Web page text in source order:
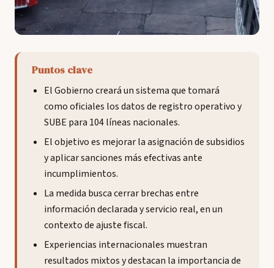
Puntos clave
El Gobierno creará un sistema que tomará
como oficiales los datos de registro operativo y
SUBE para 104 líneas nacionales.
El objetivo es mejorar la asignación de subsidios
y aplicar sanciones más efectivas ante
incumplimientos.
La medida busca cerrar brechas entre
información declarada y servicio real, en un
contexto de ajuste fiscal.
Experiencias internacionales muestran
resultados mixtos y destacan la importancia de